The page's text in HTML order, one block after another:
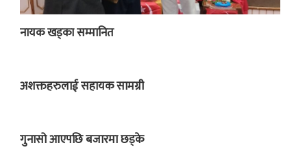
नायक खड्का सम्मानित
अशक्तहरुलाई सहायक सामग्री
गुनासो आएपछि बजारमा छड्के